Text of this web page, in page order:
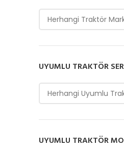
Herhangi Traktör
UYUMLU TRAKTÖR
Herhangi Uyumlu
UYUMLU TRAKTÖR